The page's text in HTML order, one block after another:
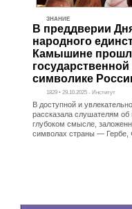
ЗНАНИЕ
В преддверии
народного
Камышине
государственной
символике
1829 • 29.10.2025 - Институт
В доступной и
рассказала слушателям об
глубоком смысле,
символах страны — Гербе,